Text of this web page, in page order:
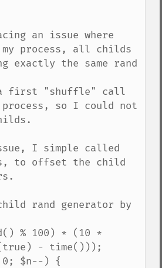
an issue where
process, all childs
exactly the same rand
a first "shuffle" call
so I could not
I simple called
to offset the child
rand generator by
% 100) * (10 *
- time()));
0; $n--) {